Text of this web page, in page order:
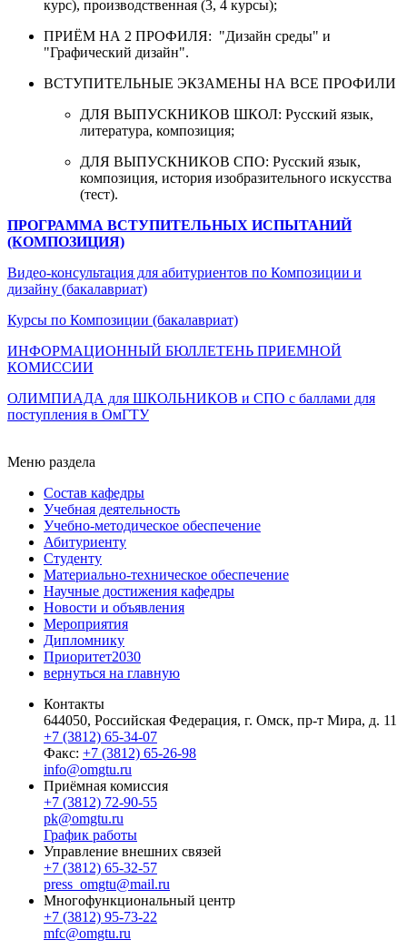
курс), производственная (3, 4 курсы);
ПРИЁМ НА 2 ПРОФИЛЯ: "Дизайн среды" и
"Графический дизайн".
ВСТУПИТЕЛЬНЫЕ ЭКЗАМЕНЫ НА ВСЕ ПРОФИЛИ
ДЛЯ ВЫПУСКНИКОВ ШКОЛ: Русский язык,
литература, композиция;
ДЛЯ ВЫПУСКНИКОВ СПО: Русский язык,
композиция, история изобразительного искусства
(тест).
ПРОГРАММА ВСТУПИТЕЛЬНЫХ ИСПЫТАНИЙ
(КОМПОЗИЦИЯ)
Видео-консультация для абитуриентов по Композиции и
дизайну (бакалавриат)
Курсы по Композиции (бакалавриат)
ИНФОРМАЦИОННЫЙ БЮЛЛЕТЕНЬ ПРИЕМНОЙ
КОМИССИИ
ОЛИМПИАДА для ШКОЛЬНИКОВ и СПО с баллами для
поступления в ОмГТУ
Меню раздела
Состав кафедры
Учебная деятельность
Учебно-методическое обеспечение
Абитуриенту
Студенту
Материально-техническое обеспечение
Научные достижения кафедры
Новости и объявления
Мероприятия
Дипломнику
Приоритет2030
вернуться на главную
Контакты
644050, Российская Федерация, г. Омск, пр-т Мира, д. 11
+7 (3812) 65-34-07
Факс: +7 (3812) 65-26-98
info@omgtu.ru
Приёмная комиссия
+7 (3812) 72-90-55
pk@omgtu.ru
График работы
Управление внешних связей
+7 (3812) 65-32-57
press_omgtu@mail.ru
Многофункциональный центр
+7 (3812) 95-73-22
mfc@omgtu.ru